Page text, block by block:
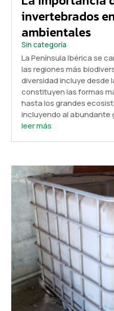
invertebrados
ambientales
Sin categoría
La Península Ibérica se
las regiones más
diversidad incluye desde
constituyen las formas
hasta los grandes
incluyendo al abundante
leer más